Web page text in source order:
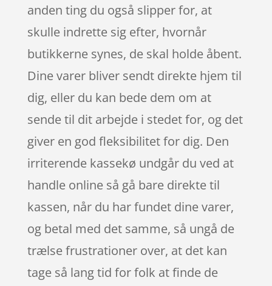
anden ting du også slipper for, at
skulle indrette sig efter, hvornår
butikkerne synes, de skal holde åbent.
Dine varer bliver sendt direkte hjem til
dig, eller du kan bede dem om at
sende til dit arbejde i stedet for, og det
giver en god fleksibilitet for dig. Den
irriterende kassekø undgår du ved at
handle online så gå bare direkte til
kassen, når du har fundet dine varer,
og betal med det samme, så ungå de
trælse frustrationer over, at det kan
tage så lang tid for folk at finde de